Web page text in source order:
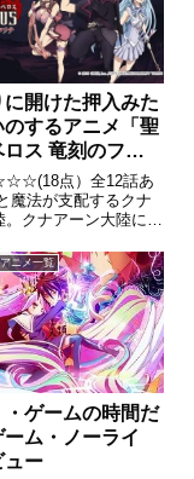
開けた押入みた
のするアニメ「聖
ス 竜刻のファ
ビュー
点）全12話あ
魔法が支配するクナ
。クナアーン大陸に
ままにしていた邪竜と
ダガンゾートが存在し
年前ヒイロの両親達
ゾートを封印しよう...
ニメ一覧
・ゲームの時間だ
ーム・ノーライ
ュー